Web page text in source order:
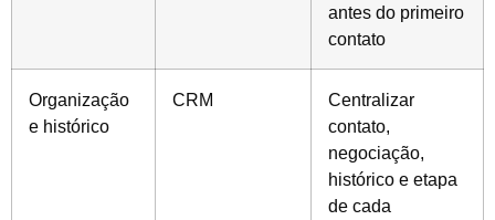
antes do primeiro
contato
Organização
e histórico
CRM
Centralizar
contato,
negociação,
histórico e etapa
de cada